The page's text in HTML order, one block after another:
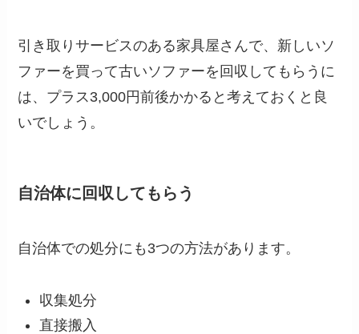
引き取りサービスのある家具屋さんで、新しいソ
ファーを買って古いソファーを回収してもらうに
は、プラス3,000円前後かかると考えておくと良
いでしょう。
自治体に回収してもらう
自治体での処分にも3つの方法があります。
収集処分
直接搬入